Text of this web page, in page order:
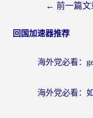
← 前一篇文
回国加速器推荐